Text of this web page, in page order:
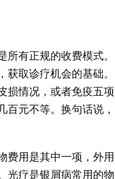
有正规的收费模式。
取诊疗机会的基础。
损情况，或者免疫五项
百元不等。换句话说，
费用是其中一项，外用
光疗是银屑病常用的物